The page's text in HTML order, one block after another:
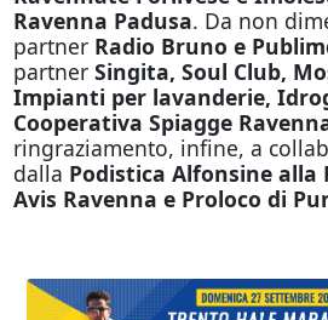
Ravenna Padusa. Da non
partner Radio Bruno e
partner Singita, Soul Club,
Impianti per lavanderie,
Cooperativa Spiagge
ringraziamento, infine, a
dalla Podistica Alfonsine alla
Avis Ravenna e Proloco di